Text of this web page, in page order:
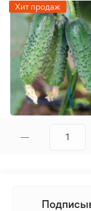
Хит продаж